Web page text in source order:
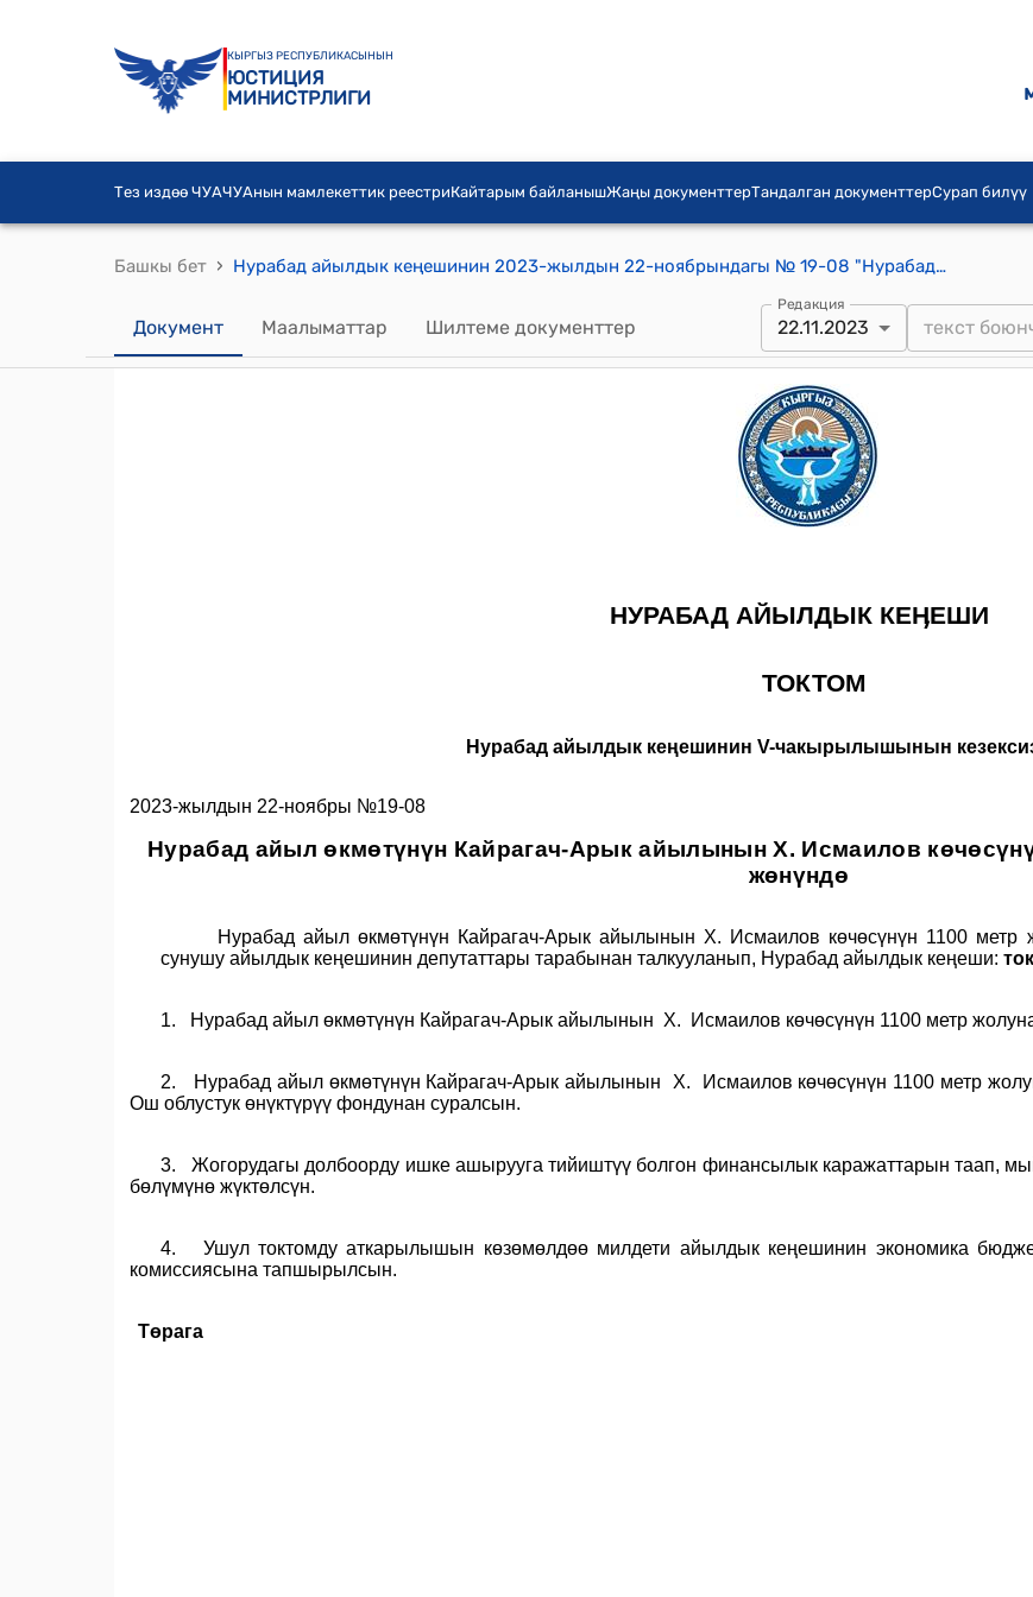
КЫРГЫЗ РЕСПУБЛИКАСЫНЫН
ЮСТИЦИЯ
МИНИСТРЛИГИ
Тез издөө ЧУАЧУАнын мамлекеттик реестриКайтарым байланышЖаңы документтерТандалган документтерСурап билүү
Башкы бет › Нурабад айылдык кеңешинин 2023-жылдын 22-ноябрындагы № 19-08 "Нурабад айыл өкмөтүнүн Кайрагач-Арык айылынын Х. Исмаилов көчөсүнүн 1100 метр жолуна асфальт төшөө жөнүндө" токтому
Документ Маалыматтар Шилтеме документтер
Редакция
22.11.2023